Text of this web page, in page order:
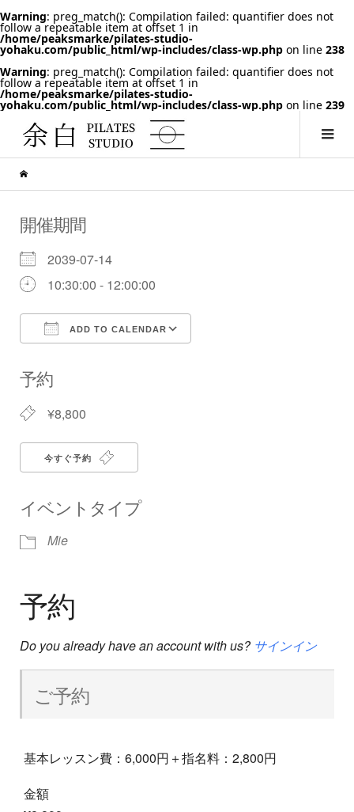
Warning: preg_match(): Compilation failed: quantifier does not
follow a repeatable item at offset 1 in
/home/peaksmarke/pilates-studio-
yohaku.com/public_html/wp-includes/class-wp.php on line 238
Warning: preg_match(): Compilation failed: quantifier does not
follow a repeatable item at offset 1 in
/home/peaksmarke/pilates-studio-
yohaku.com/public_html/wp-includes/class-wp.php on line 239
開催期間
2039-07-14
10:30:00 - 12:00:00
ADD TO CALENDAR
予約
¥8,800
今すぐ予約
イベントタイプ
Mie
予約
Do you already have an account with us? サインイン
ご予約
基本レッスン費：6,000円＋指名料：2,800円
金額